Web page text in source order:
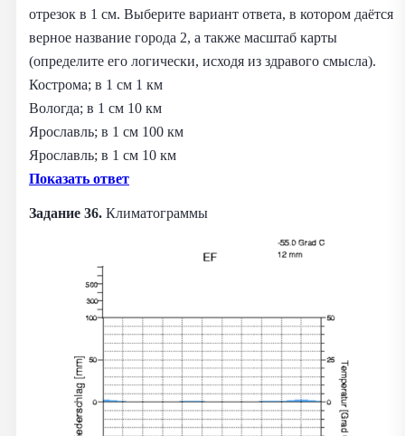
отрезок в 1 см. Выберите вариант ответа, в котором даётся
верное название города 2, а также масштаб карты
(определите его логически, исходя из здравого смысла).
Кострома; в 1 см 1 км
Вологда; в 1 см 10 км
Ярославль; в 1 см 100 км
Ярославль; в 1 см 10 км
Показать ответ
Задание 36. Климатограммы